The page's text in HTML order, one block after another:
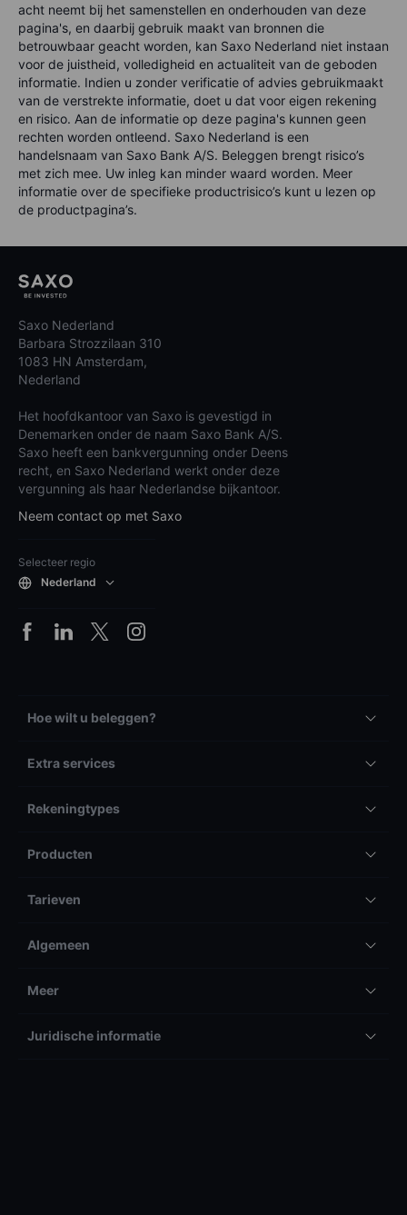
acht neemt bij het samenstellen en onderhouden van deze
pagina's, en daarbij gebruik maakt van bronnen die
betrouwbaar geacht worden, kan Saxo Nederland niet instaan
voor de juistheid, volledigheid en actualiteit van de geboden
informatie. Indien u zonder verificatie of advies gebruikmaakt
van de verstrekte informatie, doet u dat voor eigen rekening
en risico. Aan de informatie op deze pagina's kunnen geen
rechten worden ontleend. Saxo Nederland is een
handelsnaam van Saxo Bank A/S. Beleggen brengt risico’s
met zich mee. Uw inleg kan minder waard worden. Meer
informatie over de specifieke productrisico’s kunt u lezen op
de productpagina’s.
Saxo Nederland
Barbara Strozzilaan 310
1083 HN Amsterdam,
Nederland
Het hoofdkantoor van Saxo is gevestigd in
Denemarken onder de naam Saxo Bank A/S.
Saxo heeft een bankvergunning onder Deens
recht, en Saxo Nederland werkt onder deze
vergunning als haar Nederlandse bijkantoor.
Neem contact op met Saxo
Selecteer regio
Nederland
Hoe wilt u beleggen?
Extra services
Rekeningtypes
Producten
Tarieven
Algemeen
Meer
Juridische informatie